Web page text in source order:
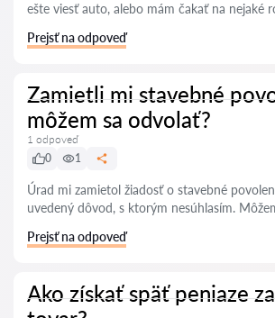
ešte viesť auto, alebo mám čakať na nejaké
Prejsť na odpoveď
Zamietli mi stavebné
môžem sa odvolať?
1 odpoveď
0
1
Úrad mi zamietol žiadosť o stavebné
uvedený dôvod, s ktorým nesúhlasím.
Prejsť na odpoveď
Ako získať späť peniaze